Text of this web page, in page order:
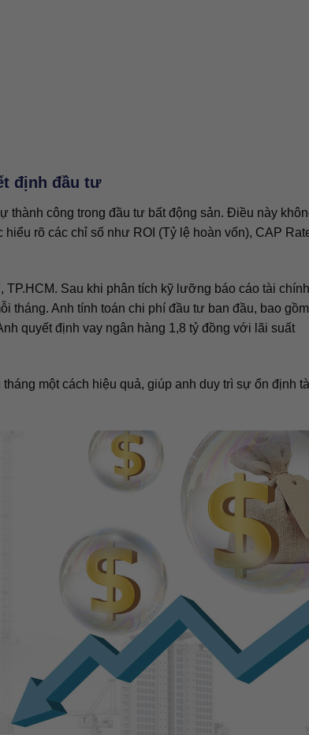
định đầu tư
thành công trong đầu tư bất động sản. Điều này
rõ các chỉ số như ROI (Tỷ lệ hoàn vốn), CAP
Sau khi phân tích kỹ lưỡng báo cáo tài
tháng. Anh tính toán chi phí đầu tư ban đầu, bao
quyết định vay ngân hàng 1,8 tỷ đồng với lãi suất
một cách hiệu quả, giúp anh duy trì sự ổn định